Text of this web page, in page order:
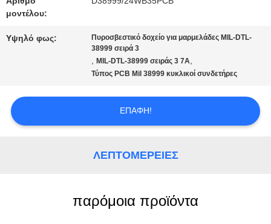
ΥΠΟΘΈΣΕΙΣ
ΜΙΑ
ΠΡΟΣΦΟΡΆ
ΠΟΛΙΤΙΚΉ
μοντέλου:
Υψηλό φως:
Πυροσβεστικό δοχείο για μαρμελάδες MIL-DTL-
38999 σειρά 3
,MIL-DTL-38999 σειράς 3 7A,
Τύπος PCB Mil 38999 κυκλικοί συνδετήρες
ΕΠΑΦΉ!
ΛΕΠΤΟΜΈΡΕΙΕΣ
παρόμοια προϊόντα